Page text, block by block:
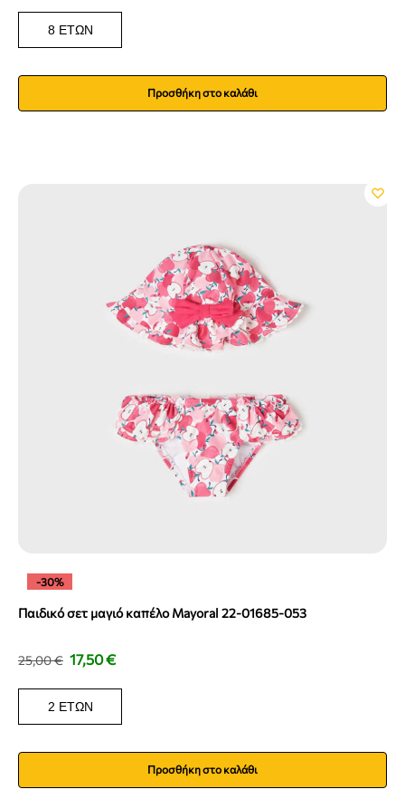
8 ΕΤΏΝ
Προσθήκη στο καλάθι
-30%
Παιδικό σετ μαγιό καπέλο Mayoral 22-01685-053
25,00€ 17,50€
2 ΕΤΏΝ
Προσθήκη στο καλάθι